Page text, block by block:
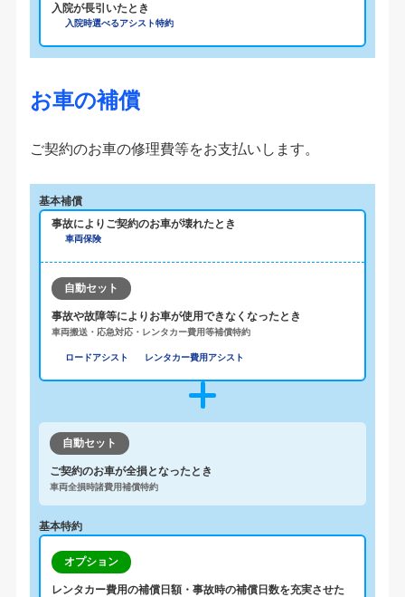
入院が長引いたとき
入院時選べるアシスト特約
お車の補償
ご契約のお車の修理費等をお支払いします。
基本補償
事故によりご契約のお車が壊れたとき
車両保険
自動セット
事故や故障等によりお車が使用できなくなったとき
車両搬送・応急対応・レンタカー費用等補償特約
ロードアシスト レンタカー費用アシスト
自動セット
ご契約のお車が全損となったとき
車両全損時諸費用補償特約
基本特約
オプション
レンタカー費用の補償日額・事故時の補償日数を充実させた